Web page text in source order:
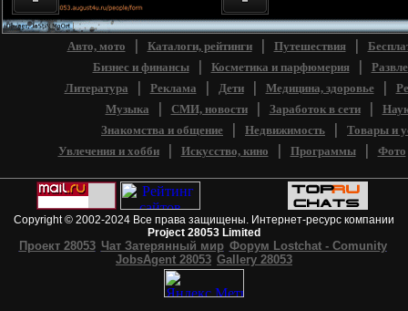
Авто, мото | Каталоги, рейтинги | Путешествия |
Бизнес и финансы
| Косметика и парфюмерия |
Литература
| Реклама | Дети | Медицина, здоровье |
Музыка
| СМИ, новости | Заработок в сети |
Знакомства и общение
| Недвижимость |
Товары и
Увлечения и хобби
| Искусство, кино | Программы | Фото
Copyright © 2002-2024 Все права защищены. Интернет-ресурс компании
Project 28053 Limited
Проект 28053 Чат Затерянный мир Форум Lostchat - Comunity
JobsAgent 28053 Gallery 28053